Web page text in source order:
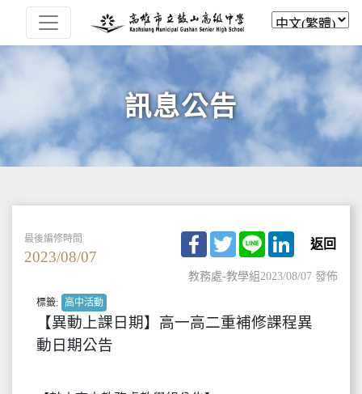
訊息公告
最後編修時間
2023/08/07
Facebook
TwitterLine LinkedIn
返回
教務處-教學組2023/08/07 發佈
標籤: 高中活動
【異動上課日期】高一高二重補修課程異
動日期公告